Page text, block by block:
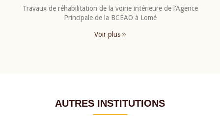
Travaux de réhabilitation de la voirie intérieure de l’Agence
Principale de la BCEAO à Lomé
Voir plus ››
AUTRES INSTITUTIONS